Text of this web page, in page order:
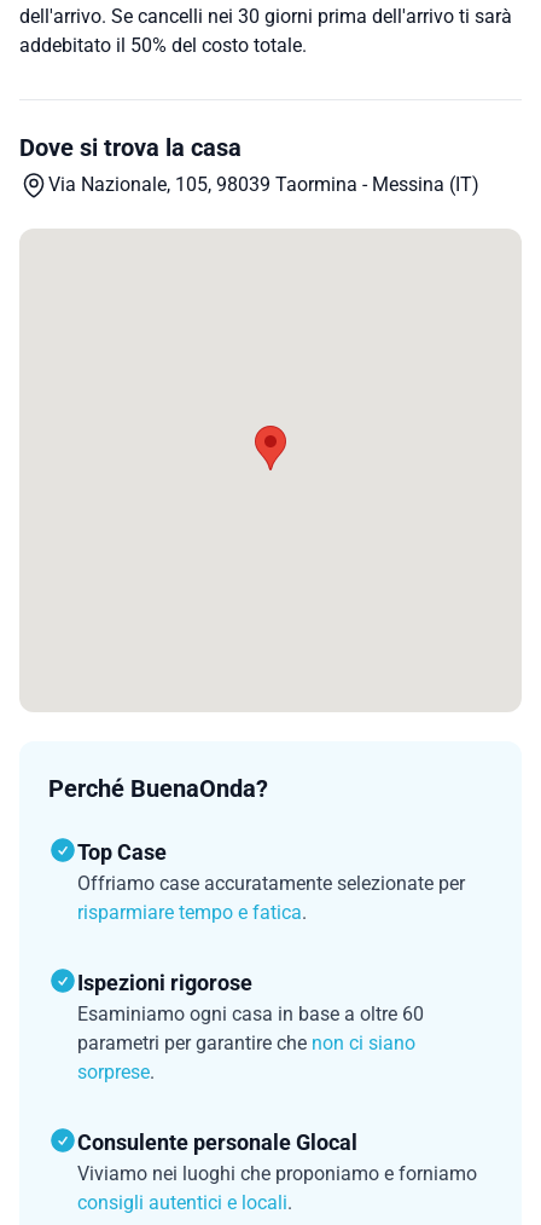
dell'arrivo. Se cancelli nei 30 giorni prima dell'arrivo ti sarà
addebitato il 50% del costo totale.
Dove si trova la casa
Via Nazionale, 105, 98039 Taormina - Messina (IT)
Perché BuenaOnda?
Top Case
Offriamo case accuratamente selezionate per
risparmiare tempo e fatica.
Ispezioni rigorose
Esaminiamo ogni casa in base a oltre 60
parametri per garantire che non ci siano
sorprese.
Consulente personale Glocal
Viviamo nei luoghi che proponiamo e forniamo
consigli autentici e locali.